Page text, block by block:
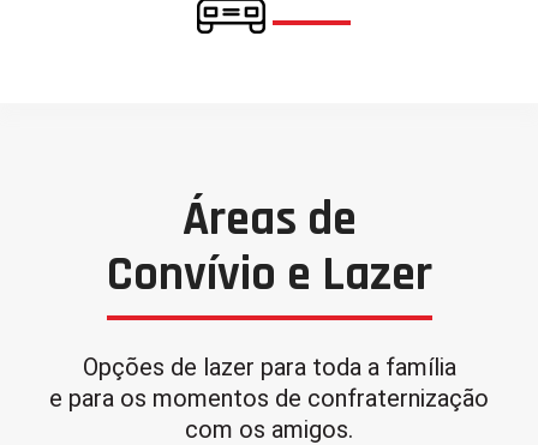
Áreas de
Convívio e Lazer
Opções de lazer para toda a família
e para os momentos de confraternização
com os amigos.